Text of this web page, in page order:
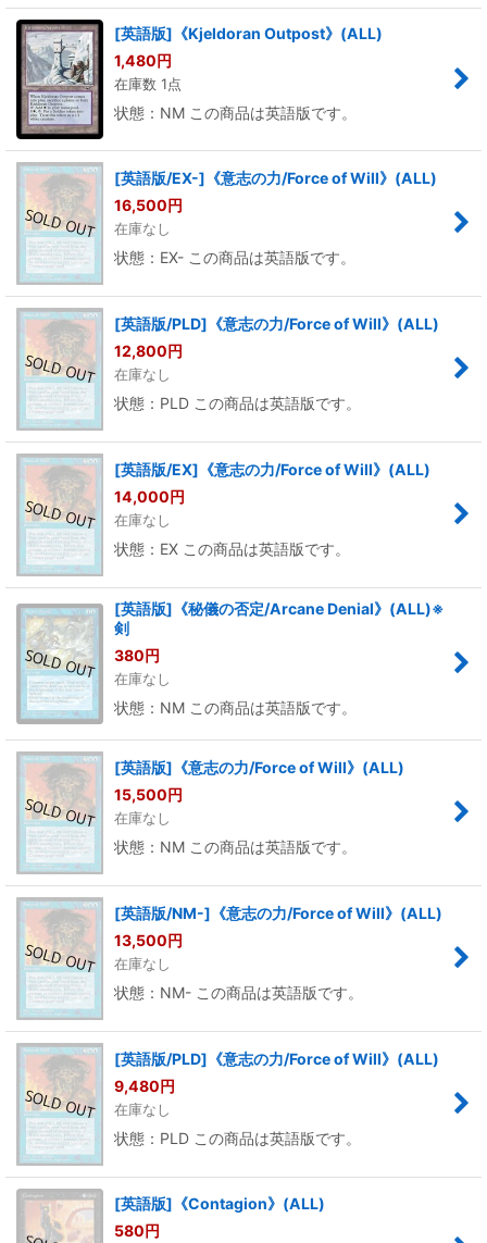
[英語版]《Kjeldoran Outpost》(ALL)
1,480円
在庫数 1点
状態：NM この商品は英語版です。
[英語版/EX-]《意志の力/Force of Will》(ALL)
16,500円
在庫なし
状態：EX- この商品は英語版です。
[英語版/PLD]《意志の力/Force of Will》(ALL)
12,800円
在庫なし
状態：PLD この商品は英語版です。
[英語版/EX]《意志の力/Force of Will》(ALL)
14,000円
在庫なし
状態：EX この商品は英語版です。
[英語版]《秘儀の否定/Arcane Denial》(ALL)※
剣
380円
在庫なし
状態：NM この商品は英語版です。
[英語版]《意志の力/Force of Will》(ALL)
15,500円
在庫なし
状態：NM この商品は英語版です。
[英語版/NM-]《意志の力/Force of Will》(ALL)
13,500円
在庫なし
状態：NM- この商品は英語版です。
[英語版/PLD]《意志の力/Force of Will》(ALL)
9,480円
在庫なし
状態：PLD この商品は英語版です。
[英語版]《Contagion》(ALL)
580円